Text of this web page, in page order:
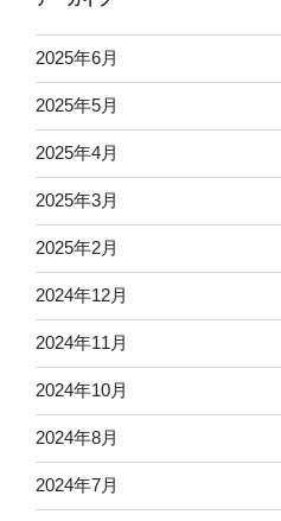
2025年6月
2025年5月
2025年4月
2025年3月
2025年2月
2024年12月
2024年11月
2024年10月
2024年8月
2024年7月